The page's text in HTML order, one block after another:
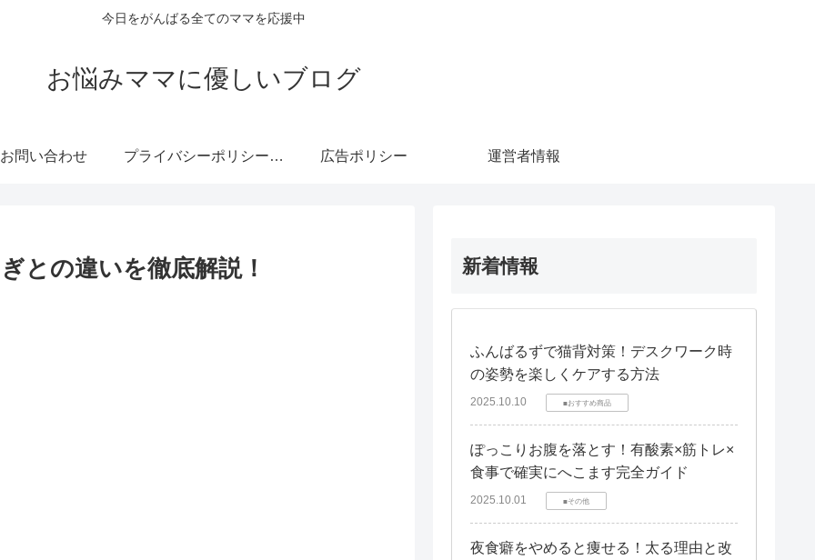
今日をがんばる全てのママを応援中
お悩みママに優しいブログ
お問い合わせ プライバシーポリシー・免責事項 広告ポリシー 運営者情報
との違いを徹底解説！ 新着情報
ふんばるずで猫背対策！デスクワーク時
の姿勢を楽しくケアする方法
2025.10.10 ■おすすめ商品
ぽっこりお腹を落とす！有酸素×筋トレ×
食事で確実にへこます完全ガイド
2025.10.01 ■その他
夜食癖をやめると痩せる！太る理由と改